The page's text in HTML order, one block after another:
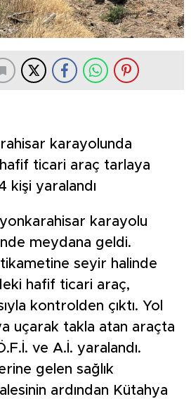
karayolunda
ticari araç tarlaya
kişi yaralandı
karayolu
meydana geldi.
seyir halinde
hafif ticari araç,
kontrolden çıktı. Yol
uçarak takla atan araçta
ve A.İ. yaralandı.
gelen sağlık
ardından Kütahya